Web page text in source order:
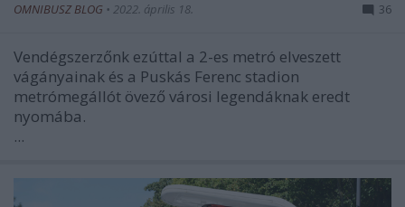
OMNIBUSZ BLOG • 2022. április 18. 36
Vendégszerzőnk ezúttal a 2-es metró elveszett
vágányainak és a Puskás Ferenc stadion
metrómegállót övező városi legendáknak eredt
nyomába.
...